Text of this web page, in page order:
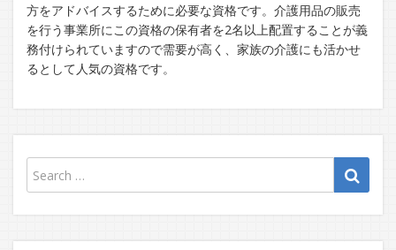
方をアドバイスするために必要な資格です。介護用品の販売
を行う事業所にこの資格の保有者を2名以上配置することが義
務付けられていますので需要が高く、家族の介護にも活かせ
るとして人気の資格です。